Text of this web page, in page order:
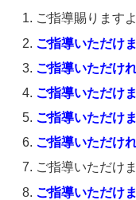
ご指導賜ります
ご指導いただけ
ご指導いただけ
ご指導いただけ
ご指導いただけ
ご指導いただけ
ご指導いただけ
ご指導いただけ